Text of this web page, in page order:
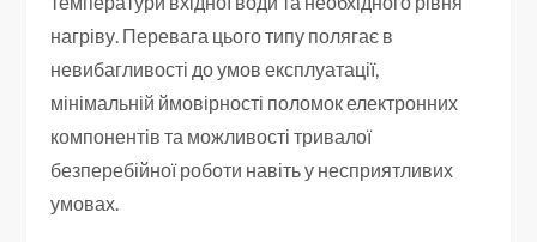
нагріву. Перевага цього типу полягає в
невибагливості до умов експлуатації,
мінімальній ймовірності поломок електронних
компонентів та можливості тривалої
безперебійної роботи навіть у несприятливих
умовах.